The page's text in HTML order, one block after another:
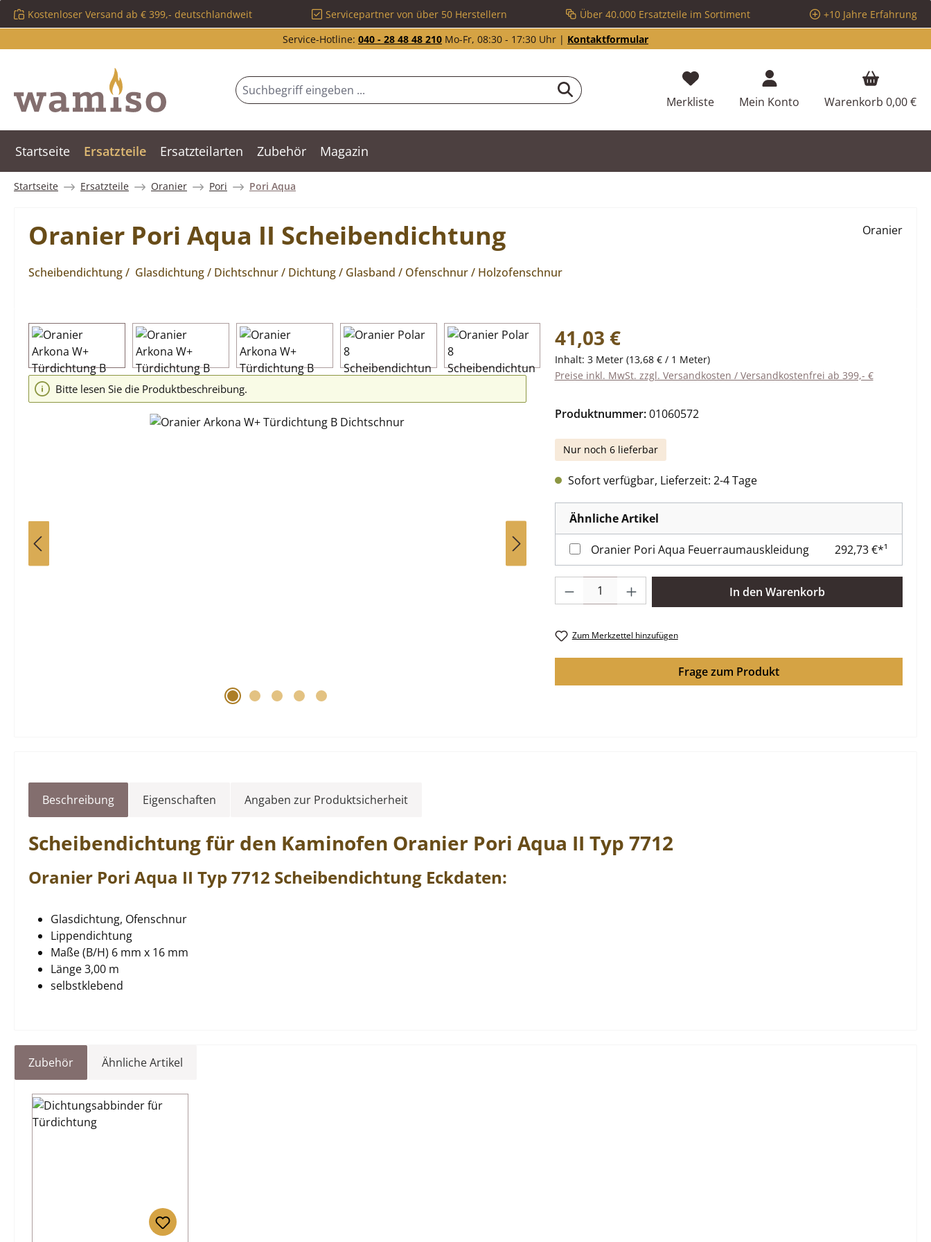
Hauptinhalt springen
Zur Suche springen
Zur Hauptnavigation springen
Kostenloser Versand ab € 399,- deutschlandweit Servicepartner von über 50 Herstellern Über 40.000 Ersatzteile im Sortiment
+10 Jahre Erfahrung
Service-Hotline: 040 - 28 48 48 210 Mo-Fr, 08:30 - 17:30 Uhr | Kontaktformular
MerklisteDu hast 0 Produkte auf dem Merkzettel
Mein Konto Warenkorb 0,00 €
Startseite Ersatzteile Ersatzteilarten Zubehör Magazin
Startseite Ersatzteile Oranier Pori Pori Aqua
Oranier Pori Aqua II Scheibendichtung
Scheibendichtung / Glasdichtung / Dichtschnur / Dichtung / Glasband / Ofenschnur / Holzofenschnur
Oranier
Bildergalerie überspringen
Bitte lesen Sie die Produktbeschreibung.
Regulärer Preis:
41,03 €
Inhalt: 3 Meter (13,68 € / 1 Meter)
Preise inkl. MwSt. zzgl. Versandkosten / Versandkostenfrei ab 399,- €
Produktnummer:01060572
Nur noch 6 lieferbar
Sofort verfügbar, Lieferzeit: 2-4 Tage
Ähnliche Artikel
Oranier Pori Aqua Feuerraumauskleidung 292,73 €*¹
Produkt Anzahl: Gib den gewünschten Wert ein oder benutze die
In den Warenkorb
Zum Merkzettel hinzufügen
Frage zum Produkt
Beschreibung Eigenschaften Angaben zur Produktsicherheit
Scheibendichtungfür den Kaminofen Oranier Pori Aqua II Typ 7712
Oranier Pori Aqua II Typ 7712 Scheibendichtung Eckdaten:
Glasdichtung, Ofenschnur
Lippendichtung
Maße (B/H) 6 mm x 16 mm
Länge 3,00 m
selbstklebend
Zubehör Ähnliche Artikel
Produktgalerie überspringen